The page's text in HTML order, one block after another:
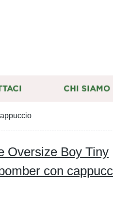
CHI SIAMO
Oversize Boy Tiny
con